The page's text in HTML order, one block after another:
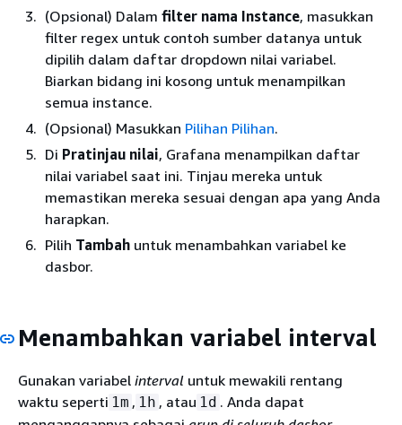
(Opsional) Dalam filter nama Instance, masukkan
filter regex untuk contoh sumber datanya untuk
dipilih dalam daftar dropdown nilai variabel.
Biarkan bidang ini kosong untuk menampilkan
semua instance.
(Opsional) Masukkan Pilihan Pilihan.
Di Pratinjau nilai, Grafana menampilkan daftar
nilai variabel saat ini. Tinjau mereka untuk
memastikan mereka sesuai dengan apa yang Anda
harapkan.
Pilih Tambah untuk menambahkan variabel ke
dasbor.
Menambahkan variabel interval
Gunakan variabel interval untuk mewakili rentang
waktu seperti 1m , 1h , atau 1d . Anda dapat